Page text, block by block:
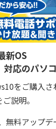
新OS
対応のパソ
をご購入
説明。
無料アップデ